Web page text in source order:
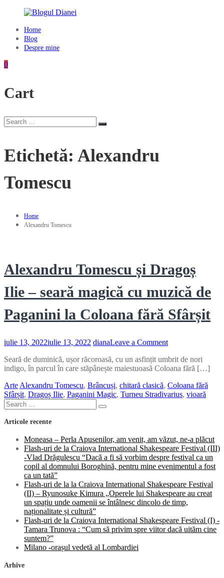
content
Blogul
Dianei
Blognotes
călătorii
și
finețuri
Home
Blog
Despre mine
0
Cart
Search
for:
Search
Etichetă: Alexandru
Tomescu
Home
Alexandru Tomescu
Alexandru Tomescu și Dragoș
Ilie – seară magică cu muzică de
Paganini la Coloana fără Sfârșit
iulie 13, 2022iulie 13, 2022 dianaLeave a Commenton
Tomescu
și
Ilie
–
de
Paganini
la
Coloana
Sfârșit
Seară de duminică, ușor răcoroasă, cu un asfințit umbrit de nori
indigo, în parcul în care stăpânește maiestuoasă Coloana fără […]
Arte Alexandru Tomescu, Brâncuși, chitară clasică, Coloana fără
Sfârșit, Dragoș Ilie, Paganini Magic, Turneu Stradivarius, vioară
Search
for:
Search
Articole recente
Moneasa – Perla Apusenilor, am venit, am văzut, ne-a plăcut
Flash-uri de la Craiova International Shakespeare Festival (III)
-Vlad Drăgulescu “Dacă a fi să vorbim despre festival ca un
copil al domnului Boroghină, pentru mine evenimentul a fost
ca un tată”
Flash-uri de la la Craiova International Shakespeare Festival
(II) – Ryunosuke Kimura „Operele lui Shakespeare au creat
un spațiu unde oamenii se întâlnesc dincolo de timp,
naționalitate și cultură”
Flash-uri de la Craiova International Shakespeare Festival (I) -
Tamara Trunova : “Cum să privim spre viitor dacă uităm cine
suntem?”
Milano -orașul vedetă al Lombardiei
Arhive